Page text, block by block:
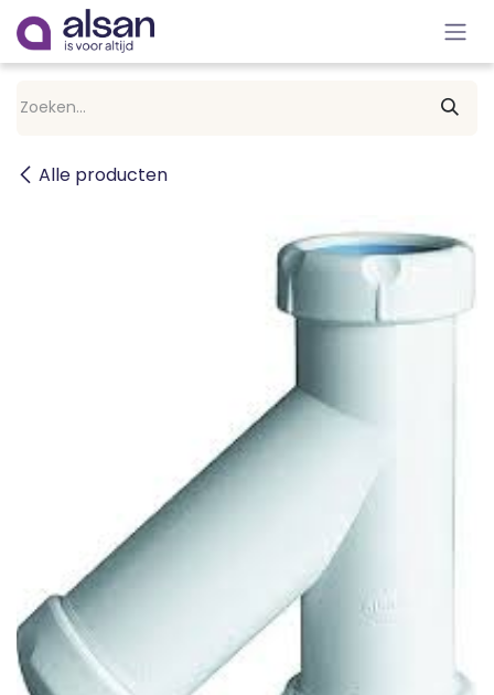
Overslaan naar inhoud
Alle producten